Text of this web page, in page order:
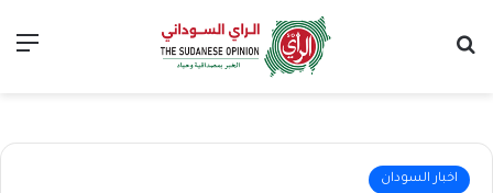
اخبار السودان